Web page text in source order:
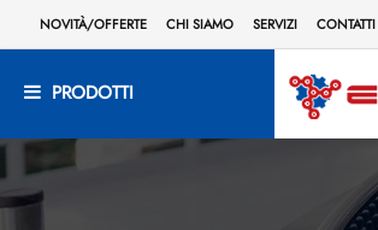
NOVITÀ/OFFERTE CHI SIAMO SERVIZI CONTATTI
PRODOTTI